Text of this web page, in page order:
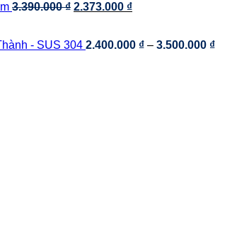
1.550.000 ₫.
hiện
4.150.000 ₫.
3.390.000₫ Giá
3.390.000 ₫.
2.373.000 ₫Giá
là:
- SUS 304 2.400.000 ₫ – 3.500.000 ₫Khoảng